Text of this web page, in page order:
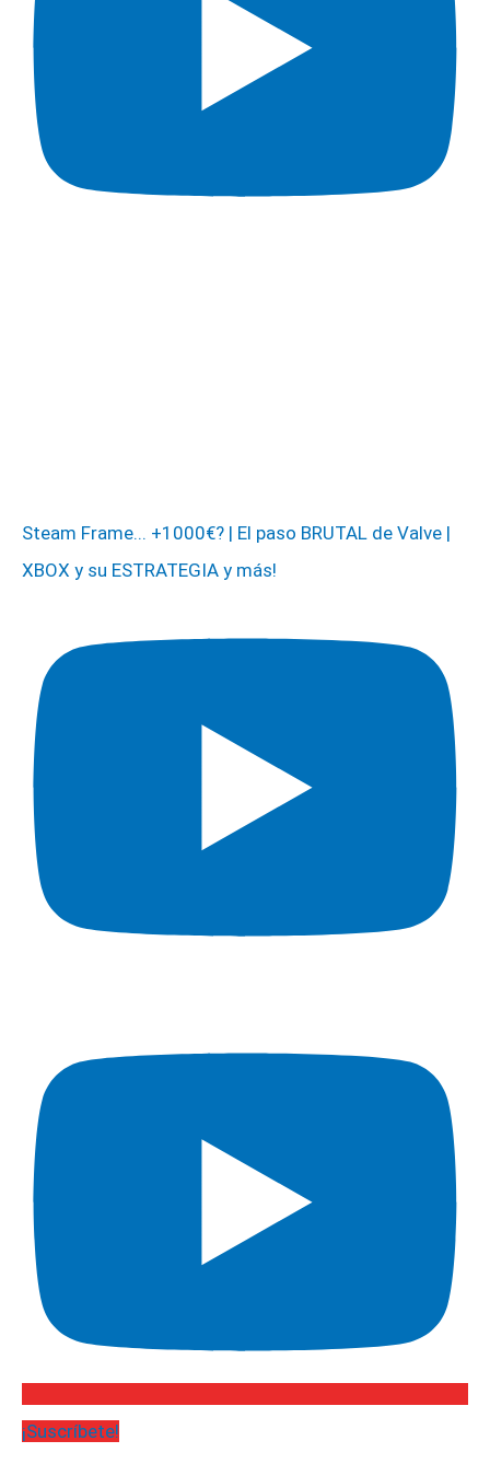
Steam Frame... +1000€? | El paso BRUTAL de Valve |
XBOX y su ESTRATEGIA y más!
¡Suscríbete!